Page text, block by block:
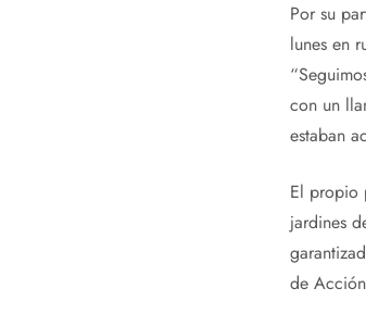
Por su
lunes en
con un
estaban
El propio
jardines
de